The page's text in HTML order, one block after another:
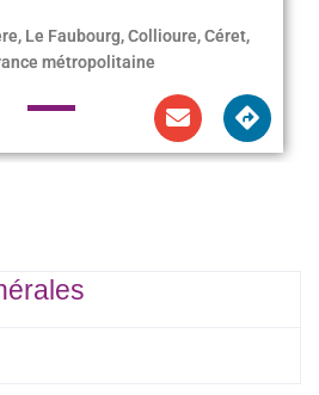
Le Faubourg, Collioure, Céret,
métropolitaine